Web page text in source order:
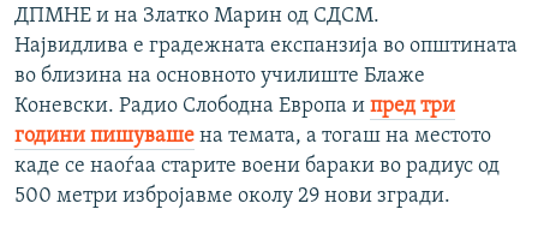
ДПМНЕ и на Златко Марин од СДСМ.
Највидлива е градежната експанзија во општината
во близина на основното училиште Блаже
Коневски. Радио Слободна Европа и пред три
години пишуваше на темата, а тогаш на местото
каде се наоѓаа старите воени бараки во радиус од
500 метри избројавме околу 29 нови згради.